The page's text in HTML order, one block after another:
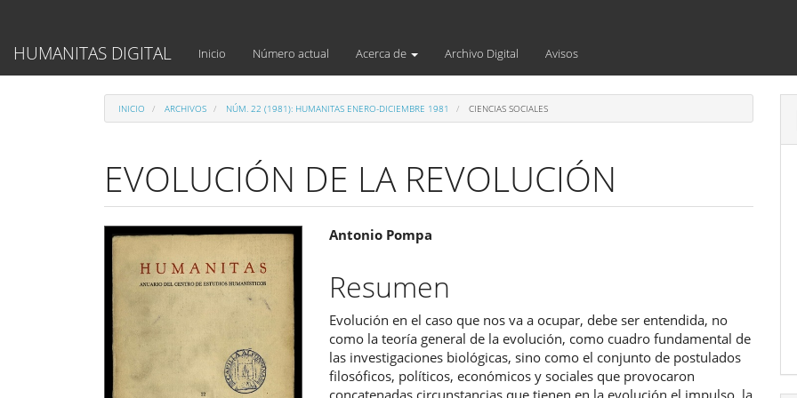
Contenido
principal
HUMANITAS DIGITAL Inicio Número actual Acerca de Archivo Digital Avisos
INICIO ARCHIVOS NÚM. 22 (1981): HUMANITAS ENERO-DICIEMBRE 1981 CIENCIAS SOCIALES
EVOLUCIÓN DE LA REVOLUCIÓN
Barra
lateral
del
artículo
Contenido
principal
del
artículo
Antonio Pompa
Resumen
Evolución en el caso que nos va a ocupar, debe ser entendida, no
como la teoría general de la evolución, como cuadro fundamental de
las investigaciones biológicas, sino como el conjunto de postulados
filosóficos, políticos, económicos y sociales que provocaron
concatenadas circunstancias que tienen en la evolución el impulso, la